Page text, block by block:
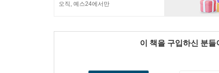
오직, 예스24에서만
이 책을 구입하신 분